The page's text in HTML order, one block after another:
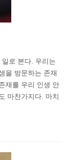
로 본다. 우리는
을 방문하는 존재
재를 우리 인생 안
마찬가지다. 마치